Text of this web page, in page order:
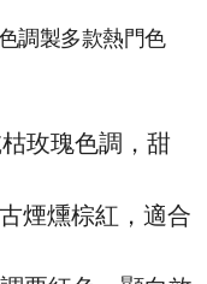
調製多款熱門色
玫瑰色調，甜
煙燻棕紅，適合